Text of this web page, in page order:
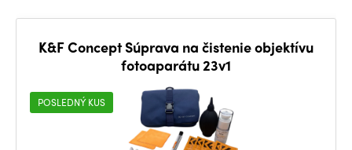
K&F Concept Súprava na čistenie objektívu
fotoaparátu 23v1
POSLEDNÝ KUS